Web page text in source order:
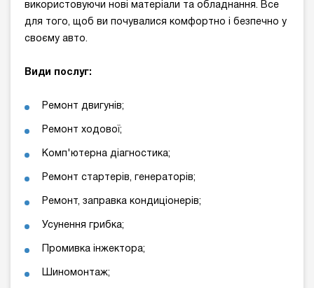
використовуючи нові матеріали та обладнання. Все
для того, щоб ви почувалися комфортно і безпечно у
своєму авто.
Види послуг:
Ремонт двигунів;
Ремонт ходової;
Комп'ютерна діагностика;
Ремонт стартерів, генераторів;
Ремонт, заправка кондиціонерів;
Усунення грибка;
Промивка інжектора;
Шиномонтаж;